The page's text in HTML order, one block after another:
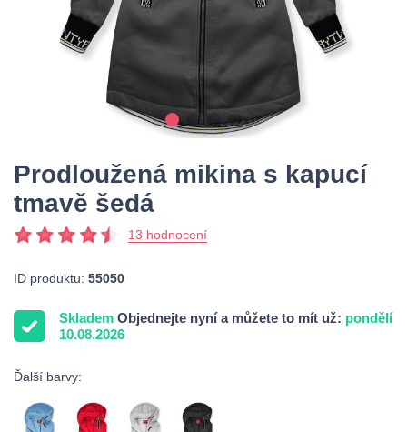
Prodloužená mikina s kapucí
tmavě šedá
13 hodnocení
ID produktu: 55050
Skladem Objednejte nyní a můžete to mít už: pondělí
10.08.2026
Ďalší barvy: